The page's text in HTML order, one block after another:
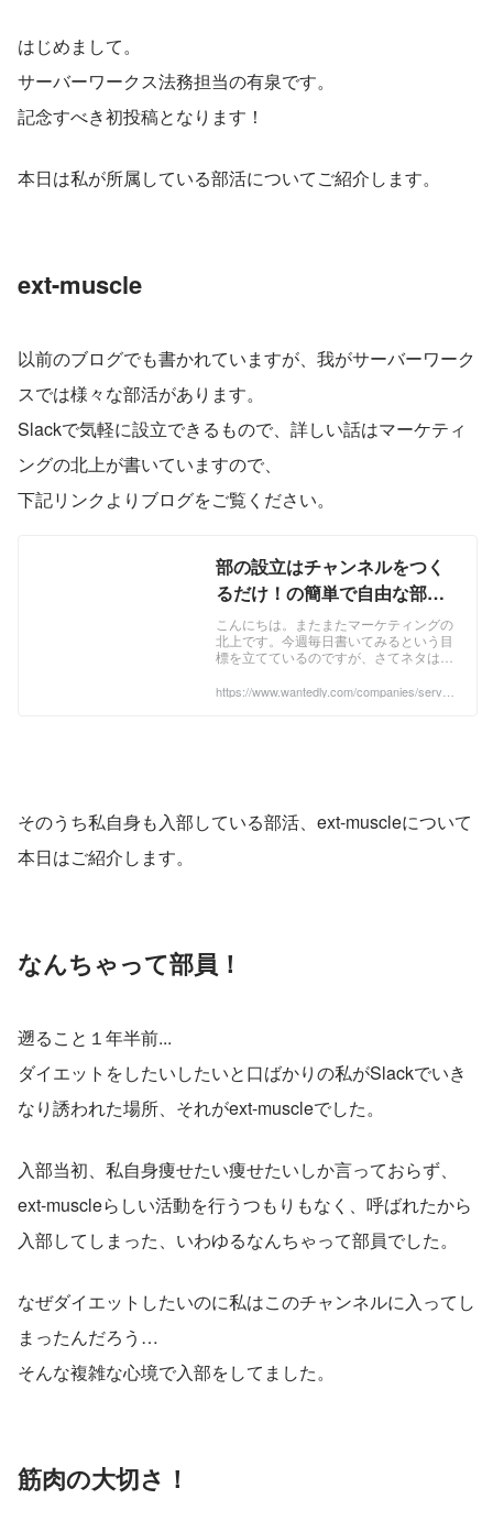
はじめまして。
サーバーワークス法務担当の有泉です。
記念すべき初投稿となります！
本日は私が所属している部活についてご紹介します。
ext-muscle
以前のブログでも書かれていますが、我がサーバーワーク
スでは様々な部活があります。
Slackで気軽に設立できるもので、詳しい話はマーケティ
ングの北上が書いていますので、
下記リンクよりブログをご覧ください。
部の設立はチャンネルをつく
るだけ！の簡単で自由な部活
動 | 株式会社サーバーワーク
ス's Blog
こんにちは。またまたマーケティングの
北上です。今週毎日書いてみるという目
標を立てているのですが、さてネタは続
の「部活動」についてご紹介したいと思
https://www.wantedly.com/companies/server
そのうち私自身も入部している部活、ext-muscleについて
本日はご紹介します。
なんちゃって部員！
遡ること１年半前...
ダイエットをしたいしたいと口ばかりの私がSlackでいき
なり誘われた場所、それがext-muscleでした。
入部当初、私自身痩せたい痩せたいしか言っておらず、
ext-muscleらしい活動を行うつもりもなく、呼ばれたから
入部してしまった、いわゆるなんちゃって部員でした。
なぜダイエットしたいのに私はこのチャンネルに入ってし
まったんだろう…
そんな複雑な心境で入部をしてました。
筋肉の大切さ！